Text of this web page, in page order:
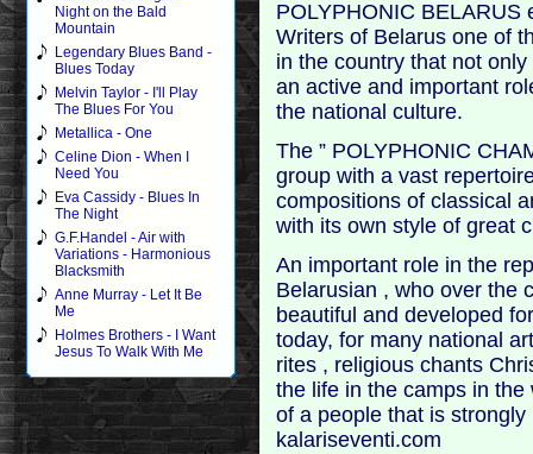
Night on the Bald
Mountain
Legendary Blues Band -
Blues Today
Melvin Taylor - I'll Play
The Blues For You
Metallica - One
Celine Dion - When I
Need You
Eva Cassidy - Blues In
The Night
G.F.Handel - Air with
Variations - Harmonious
Blacksmith
Anne Murray - Let It Be
Me
Holmes Brothers - I Want
Jesus To Walk With Me
POLYPHONIC BELARUS
Writers of Belarus one of
in the country that not
an active and important
the national culture.
The ” POLYPHONIC
group with a vast
compositions of classical
with its own style of great
An important role in the
Belarusian , who over the
beautiful and developed
today, for many national
rites , religious chants
the life in the camps in
of a people that is
kalariseventi.com